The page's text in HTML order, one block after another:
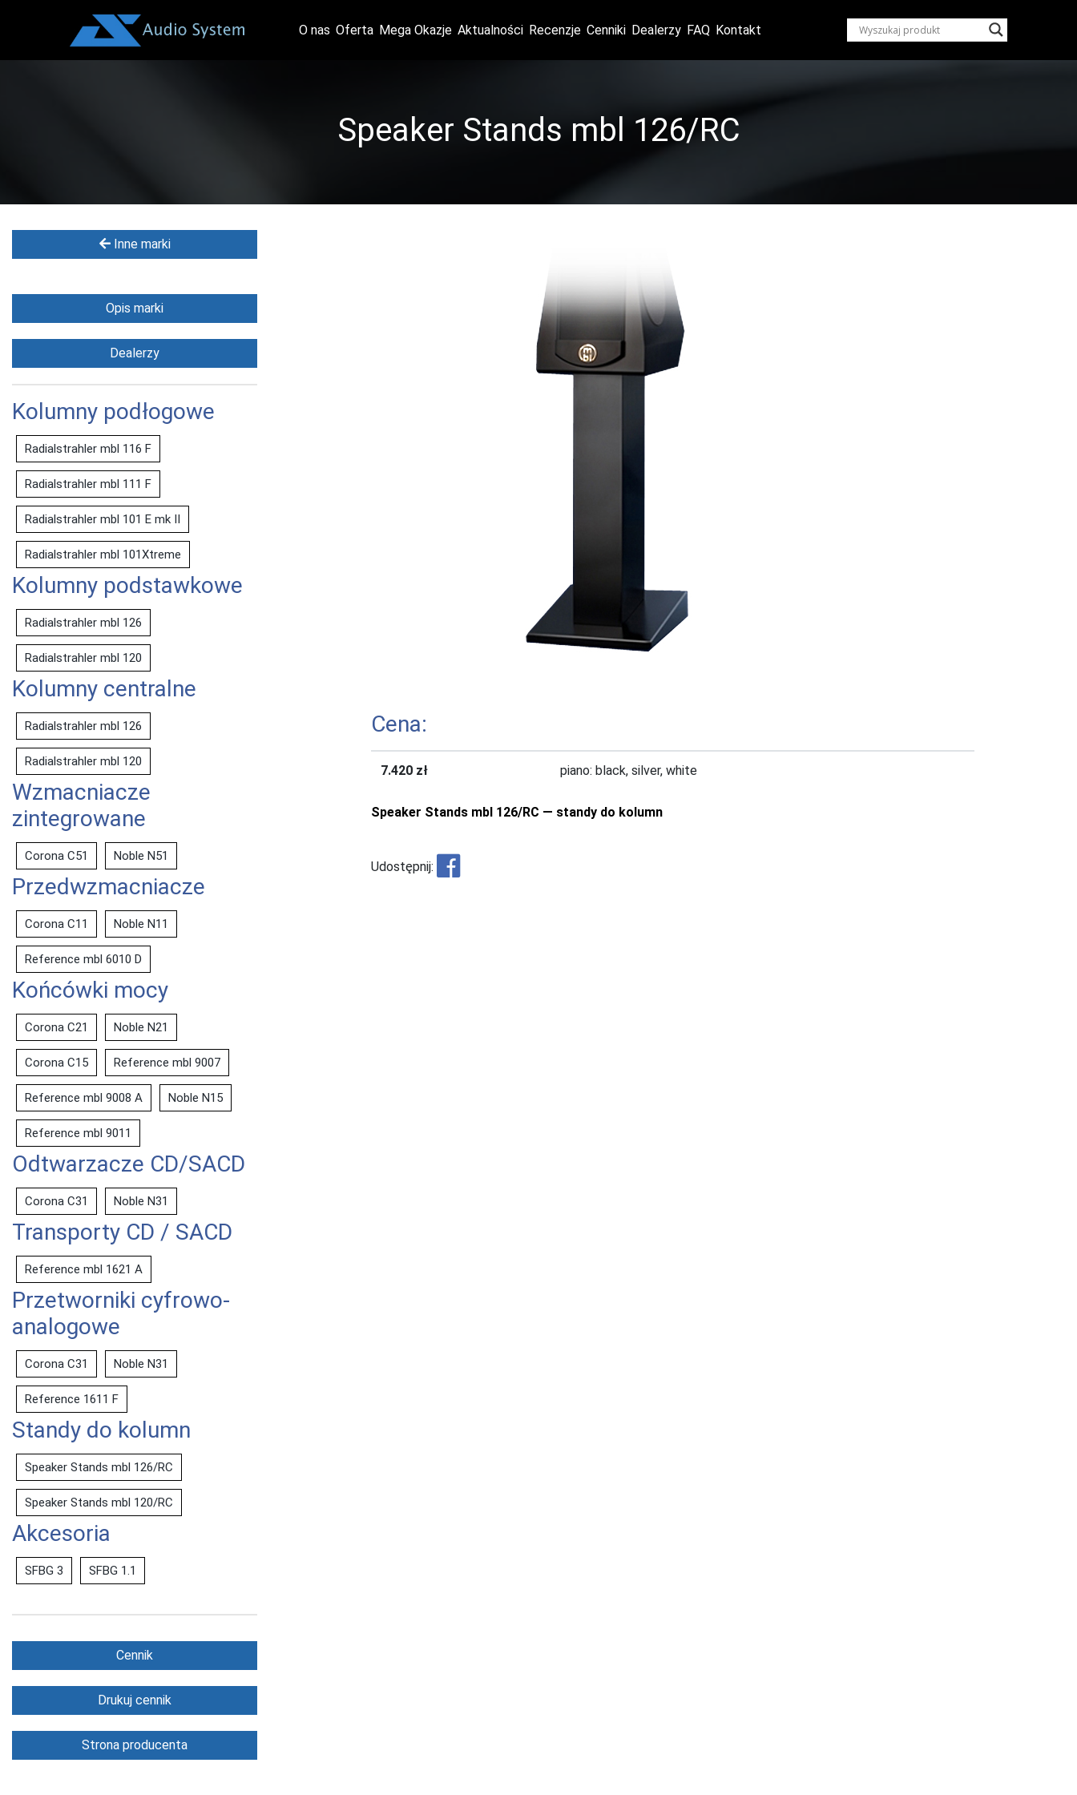
O nas Oferta Mega Okazje Aktualności Recenzje Cenniki Dealerzy FAQ Kontakt
Speaker Stands mbl 126/RC
Inne marki
Opis marki
Dealerzy
Kolumny podłogowe
Radialstrahler mbl 116 F
Radialstrahler mbl 111 F
Radialstrahler mbl 101 E mk II
Radialstrahler mbl 101Xtreme
Kolumny podstawkowe
Radialstrahler mbl 126
Radialstrahler mbl 120
Kolumny centralne
Radialstrahler mbl 126
Radialstrahler mbl 120
Wzmacniacze
zintegrowane
Corona C51 Noble N51
Przedwzmacniacze
Corona C11 Noble N11
Reference mbl 6010 D
Końcówki mocy
Corona C21 Noble N21
Corona C15 Reference mbl 9007
Reference mbl 9008 A Noble N15
Reference mbl 9011
Odtwarzacze CD/SACD
Corona C31 Noble N31
Transporty CD / SACD
Reference mbl 1621 A
Przetworniki cyfrowo-
analogowe
Corona C31 Noble N31
Reference 1611 F
Standy do kolumn
Speaker Stands mbl 126/RC
Speaker Stands mbl 120/RC
Akcesoria
SFBG 3 SFBG 1.1
Cennik
Drukuj cennik
Strona producenta
Cena:
7.420 zł piano: black, silver, white
Speaker Stands mbl 126/RC — standy do kolumn
Udostępnij: